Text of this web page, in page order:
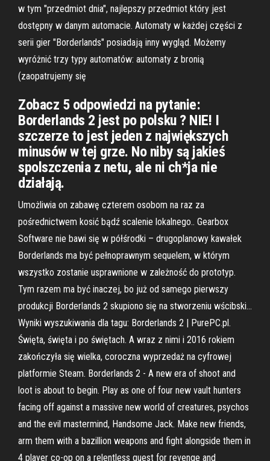
w tym "przedmiot dnia", najlepszy przedmiot który jest
dostępny w danym automacie. Automaty w każdej części z
serii gier "Borderlands" posiadają inny wygląd. Możemy
wyróżnić trzy typy automatów: automaty z bronią
(zaopatrujemy się
Zobacz 5 odpowiedzi na pytanie:
Borderlands 2 jest po polsku ? NIE! I
szczerze to jest jeden z największych
minusów w tej grze. No niby są jakieś
spolszczenia z netu, ale ni ch*ja nie
działają.
Umożliwia on zabawę czterem osobom na raz za
pośrednictwem kosić bądź scalenie lokalnego.. Gearbox
Software nie bawi się w półśrodki – drugoplanowy kawałek
Borderlands ma być pełnoprawnym sequelem, w którym
wszystko zostanie usprawnione w zależność do prototyp.
Tym razem ma być inaczej, bo już od samego pierwszy
produkcji Borderlands 2 skupiono się na stworzeniu wścibski…
Wyniki wyszukiwania dla tagu: Borderlands 2 | PurePC.pl.
Święta, święta i po świętach. A wraz z nimi i 2016 rokiem
zakończyła się wielka, coroczna wyprzedaż na cyfrowej
platformie Steam. Borderlands 2 - A new era of shoot and
loot is about to begin. Play as one of four new vault hunters
facing off against a massive new world of creatures, psychos
and the evil mastermind, Handsome Jack. Make new friends,
arm them with a bazillion weapons and fight alongside them in
4 player co-op on a relentless quest for revenge and